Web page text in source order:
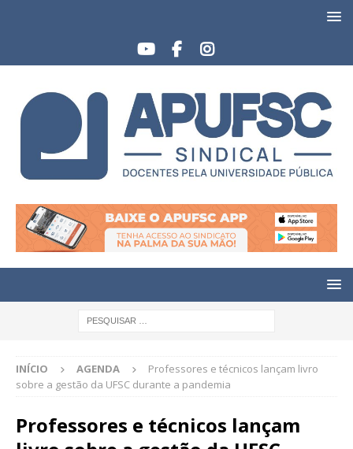
INÍCIO AGENDA
Professores e técnicos lançam livro
sobre a gestão da UFSC durante a pandemia
Professores e técnicos lançam